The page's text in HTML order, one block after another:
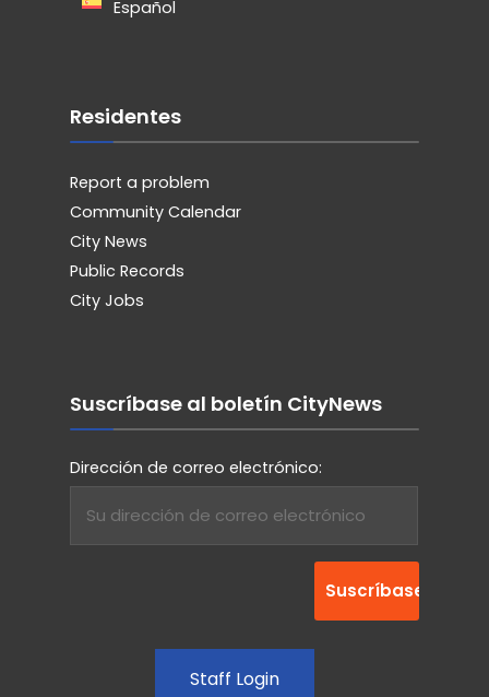
Español
Residentes
Report a problem
Community Calendar
City News
Public Records
City Jobs
Suscríbase al boletín CityNews
Dirección de correo electrónico:
Staff Login